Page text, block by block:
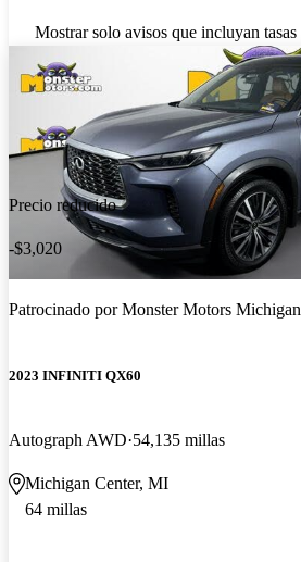
Mostrar solo avisos que incluyan
Precio reducido
-$3,020
Patrocinado porMonster Motors
2023 INFINITI QX60
Autograph AWD 54,135 millas
Michigan Center, MI
64 millas